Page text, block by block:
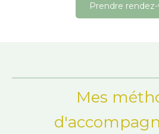
Prendre
Mes